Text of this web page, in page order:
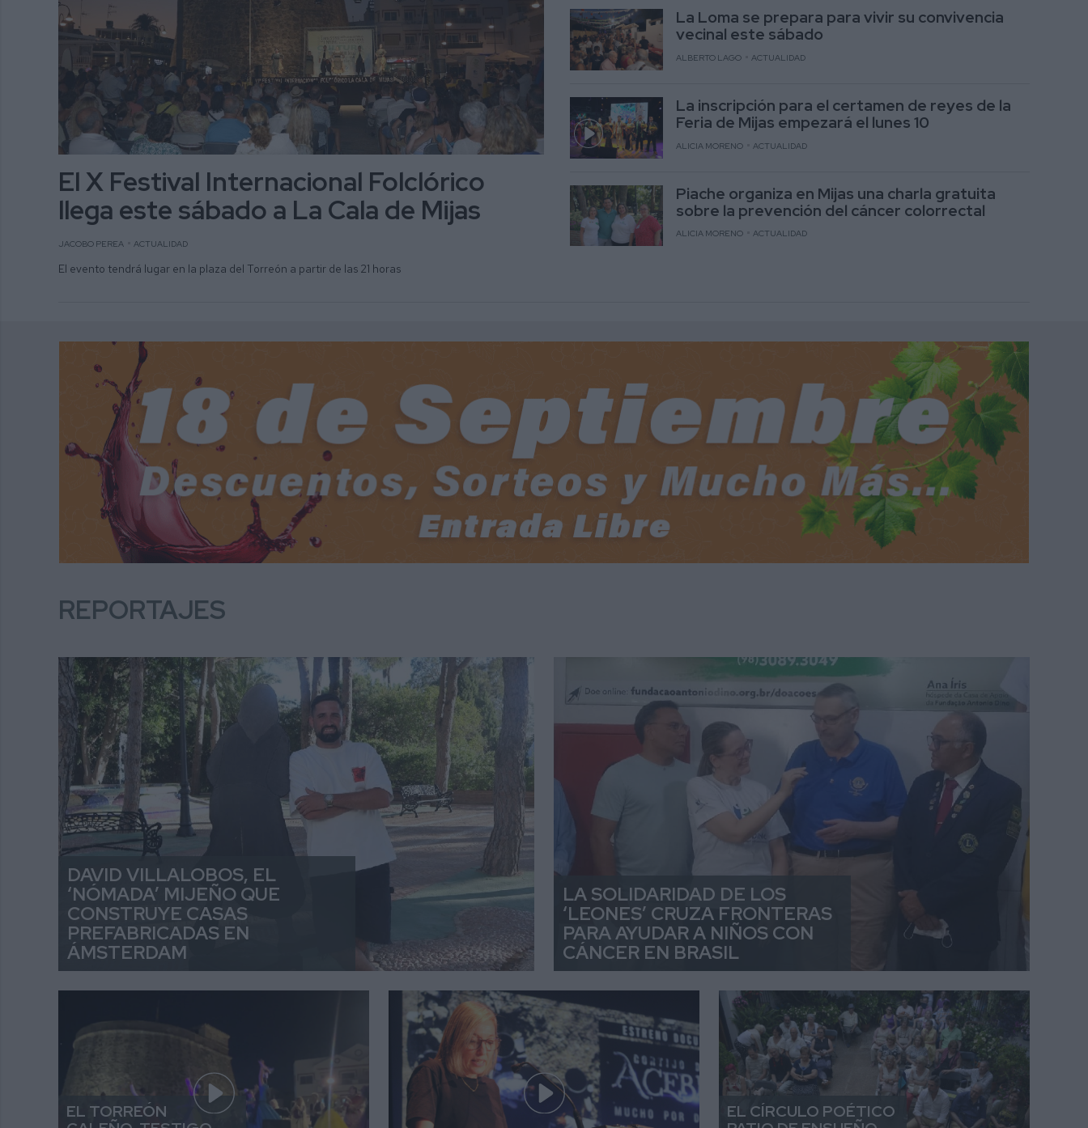
El X Festival Internacional Folclórico
llega este sábado a La Cala de Mijas
JACOBO PEREA ACTUALIDAD
El evento tendrá lugar en la plaza del Torreón a partir de las 21 horas
La Loma se prepara para vivir su convivencia
vecinal este sábado
ALBERTO LAGO ACTUALIDAD
La inscripción para el certamen de reyes de la
Feria de Mijas empezará el lunes 10
ALICIA MORENO ACTUALIDAD
Piache organiza en Mijas una charla gratuita
sobre la prevención del cáncer colorrectal
ALICIA MORENO ACTUALIDAD
REPORTAJES
DAVID VILLALOBOS, EL
‘NÓMADA’ MIJEÑO QUE
CONSTRUYE CASAS
PREFABRICADAS EN
ÁMSTERDAM
LA SOLIDARIDAD DE LOS
‘LEONES’ CRUZA FRONTERAS
PARA AYUDAR A NIÑOS CON
CÁNCER EN BRASIL
EL TORREÓN
EL CÍRCULO POÉTICO